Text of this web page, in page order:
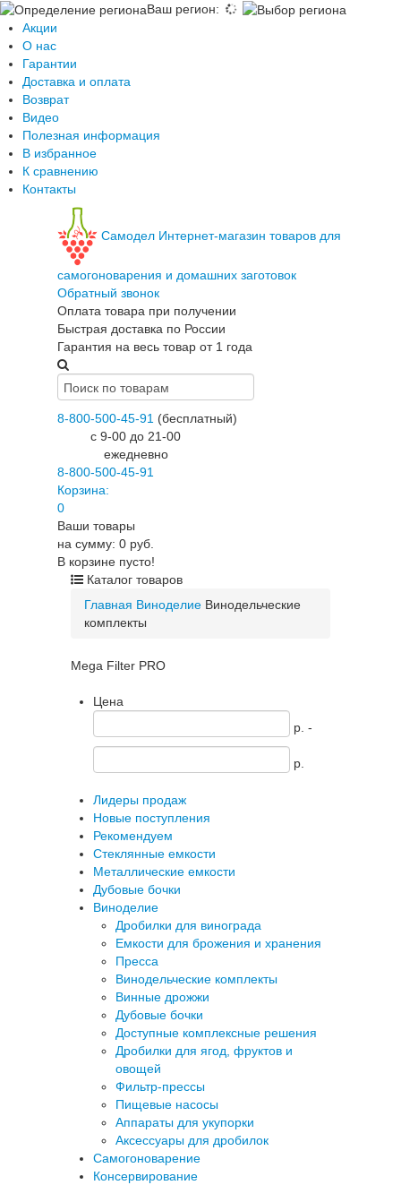
Ваш регион:
Акции
О нас
Гарантии
Доставка и оплата
Возврат
Видео
Полезная информация
В избранное
К сравнению
Контакты
Самодел Интернет-магазин товаров для
самогоноварения и домашних заготовок
Обратный звонок
Оплата товара при получении
Быстрая доставка по России
Гарантия на весь товар от 1 года
8-800-500-45-91 (бесплатный)
c 9-00 до 21-00
ежедневно
8-800-500-45-91
Корзина:
0
Ваши товары
на сумму: 0 руб.
В корзине пусто!
Каталог товаров
Главная Виноделие Винодельческие
комплекты
Mega Filter PRO
Цена
p. -
p.
Лидеры продаж
Новые поступления
Рекомендуем
Стеклянные емкости
Металлические емкости
Дубовые бочки
Виноделие
Дробилки для винограда
Емкости для брожения и хранения
Пресса
Винодельческие комплекты
Винные дрожжи
Дубовые бочки
Доступные комплексные решения
Дробилки для ягод, фруктов и
овощей
Фильтр-прессы
Пищевые насосы
Аппараты для укупорки
Аксессуары для дробилок
Самогоноварение
Консервирование